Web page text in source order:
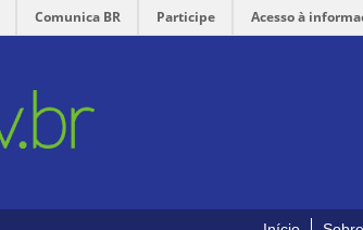
Comunica BR Participe Acesso à